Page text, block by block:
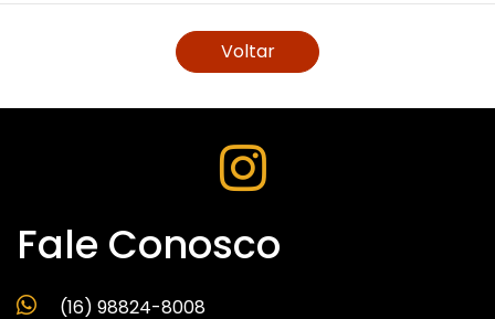
Voltar
Fale Conosco
(16) 98824-8008